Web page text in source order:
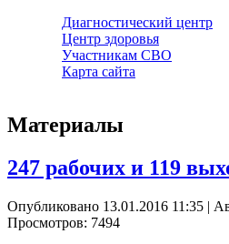
Диагностический центр
Центр здоровья
Участникам СВО
Карта сайта
Материалы
247 рабочих и 119
Опубликовано 13.01.2016 11:35 |
Просмотров: 7494